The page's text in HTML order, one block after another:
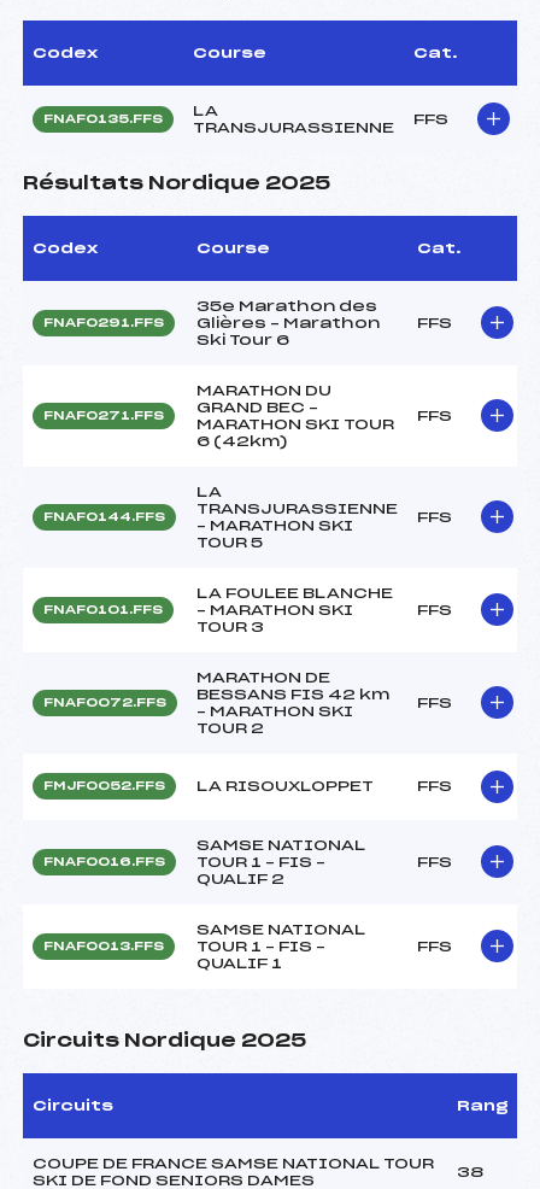
Codex Course Cat.
FNAF0135.FFS
LA
TRANSJURASSIENNE
FFS
Résultats Nordique 2025
Codex Course Cat.
FNAF0291.FFS
35e Marathon des
Glières – Marathon
Ski Tour 6
FFS
FNAF0271.FFS
MARATHON DU
GRAND BEC –
MARATHON SKI TOUR
6 (42km)
FFS
FNAF0144.FFS
LA
TRANSJURASSIENNE
– MARATHON SKI
TOUR 5
FFS
FNAF0101.FFS
LA FOULEE BLANCHE
– MARATHON SKI
TOUR 3
FFS
FNAF0072.FFS
MARATHON DE
BESSANS FIS 42 km
– MARATHON SKI
TOUR 2
FFS
FMJF0052.FFS LA RISOUXLOPPET FFS
FNAF0016.FFS
SAMSE NATIONAL
TOUR 1 – FIS –
QUALIF 2
FFS
FNAF0013.FFS
SAMSE NATIONAL
TOUR 1 – FIS –
QUALIF 1
FFS
Circuits Nordique 2025
Circuits Rang
COUPE DE FRANCE SAMSE NATIONAL TOUR
SKI DE FOND SENIORS DAMES
38